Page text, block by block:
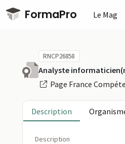
Passer au contenu principal
FormaPro Le Mag
RNCP26858
Analyste
Page France
Description
Description